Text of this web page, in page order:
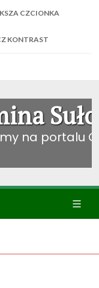
CZCIONKA
KONTRAST
na portalu
Ikona